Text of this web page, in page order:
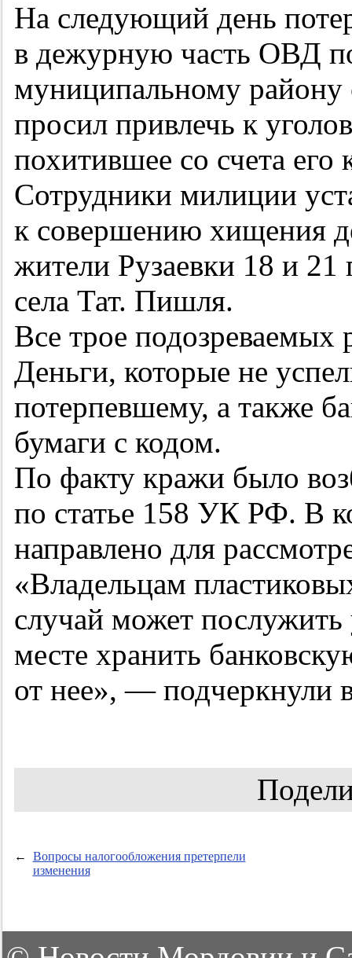
На следующий день
в дежурную часть ОВД
муниципальному району
просил привлечь к
похитившее со счета его
Сотрудники милиции
к совершению хищения
жители Рузаевки 18 и 21
села Тат. Пишля.
Все трое подозреваемых
Деньги, которые не
потерпевшему, а также
бумаги с кодом.
По факту кражи было
по статье 158 УК РФ. В
направлено для
«Владельцам
случай может
месте хранить
от нее», —
←
Вопросы налогообложения претерпели
изменения